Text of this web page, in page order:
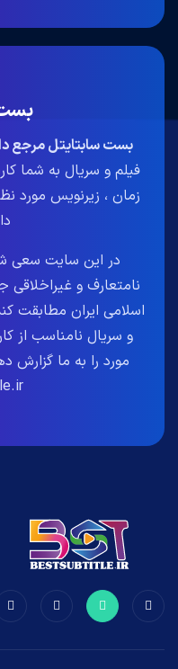
بست سابتایتل مرجع
فیلم و سریال به شما
زمان ، زیرنویس مورد
در این سایت سعی
نامتعارف و غیراخلاقی
اسلامی ایران مطابقت
و سریال نامناسب از
مورد را به ما